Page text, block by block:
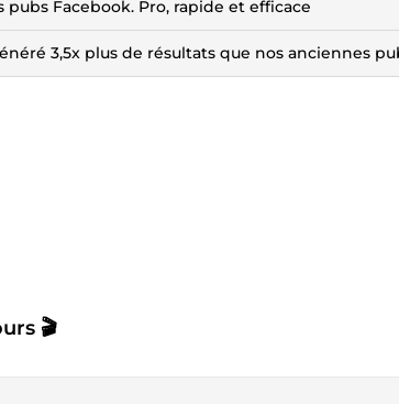
pubs Facebook. Pro, rapide et efficace
3,5x plus de résultats que nos anciennes
🎬